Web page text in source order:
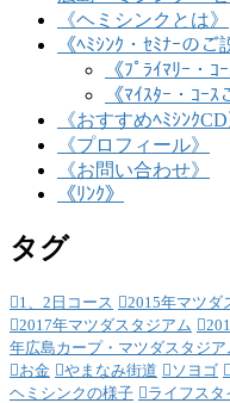
《ヘミシンクとは》
《ﾍﾐｼﾝｸ・ｾﾐﾅｰのご
《ﾌﾟﾗｲﾏﾘｰ・ｺ
《ﾏｲｽﾀｰ・ｺｰｽ
《おすすめﾍﾐｼﾝｸCD
《プロフィール》
《お問い合わせ》
《ﾘﾝｸ》
タグ
1、2日コース 2015年マツダ
2017年マツダスタジアム
年広島カープ・マツダスタジア
お金
やまなみ街道 ソヨゴ
ヘミシンクの様子
ライフスタ